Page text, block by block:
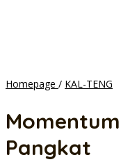
Homepage / KAL-TENG
ke-
Pangkat